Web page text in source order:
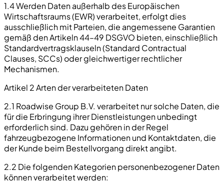
1.4 Werden Daten außerhalb des Europäischen
Wirtschaftsraums (EWR) verarbeitet, erfolgt dies
ausschließlich mit Parteien, die angemessene Garantien
gemäß den Artikeln 44–49 DSGVO bieten, einschließlich
Standardvertragsklauseln (Standard Contractual
Clauses, SCCs) oder gleichwertiger rechtlicher
Mechanismen.
Artikel 2 Arten der verarbeiteten Daten
2.1 Roadwise Group B.V. verarbeitet nur solche Daten, die
für die Erbringung ihrer Dienstleistungen unbedingt
erforderlich sind. Dazu gehören in der Regel
fahrzeugbezogene Informationen und Kontaktdaten, die
der Kunde beim Bestellvorgang direkt angibt.
2.2 Die folgenden Kategorien personenbezogener Daten
können verarbeitet werden: